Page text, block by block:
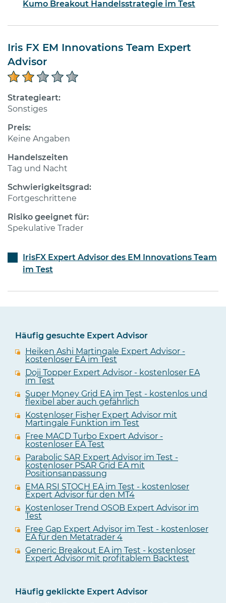
Kumo Breakout Handelsstrategie im Test
Iris FX EM Innovations Team Expert
Advisor
Strategieart:
Sonstiges
Preis:
Keine Angaben
Handelszeiten
Tag und Nacht
Schwierigkeitsgrad:
Fortgeschrittene
Risiko geeignet für:
Spekulative Trader
IrisFX Expert Advisor des EM Innovations Team
im Test
Häufig gesuchte Expert Advisor
Heiken Ashi Martingale Expert Advisor -
kostenloser EA im Test
Doji Topper Expert Advisor - kostenloser EA
im Test
Super Money Grid EA im Test - kostenlos und
flexibel aber auch gefährlich
Kostenloser Fisher Expert Advisor mit
Martingale Funktion im Test
Free MACD Turbo Expert Advisor -
kostenloser EA Test
Parabolic SAR Expert Advisor im Test -
kostenloser PSAR Grid EA mit
Positionsanpassung
EMA RSI STOCH EA im Test - kostenloser
Expert Advisor für den MT4
Kostenloser Trend OSOB Expert Advisor im
Test
Free Gap Expert Advisor im Test - kostenloser
EA für den Metatrader 4
Generic Breakout EA im Test - kostenloser
Expert Advisor mit profitablem Backtest
Häufig geklickte Expert Advisor